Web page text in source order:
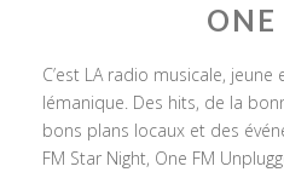
ONE
C’est LA radio musicale,
lémanique. Des hits, de la
bons plans locaux et des
FM Star Night, One FM